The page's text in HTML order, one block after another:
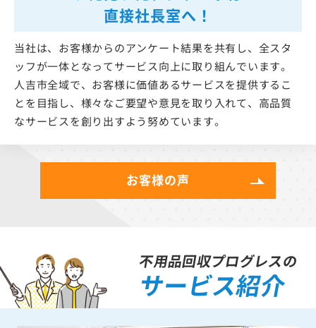
直接社長室へ！
当社は、お客様からのアンケート結果を共有し、全スタ
ッフが一体となってサービス向上に取り組んでいます。
人吉市全域で、お客様に価値あるサービスを提供するこ
とを目指し、様々なご要望や意見を取り入れて、高品質
なサービスを創り出すよう努めています。
お客様の声
不用品回収プログレスの
サービス紹介